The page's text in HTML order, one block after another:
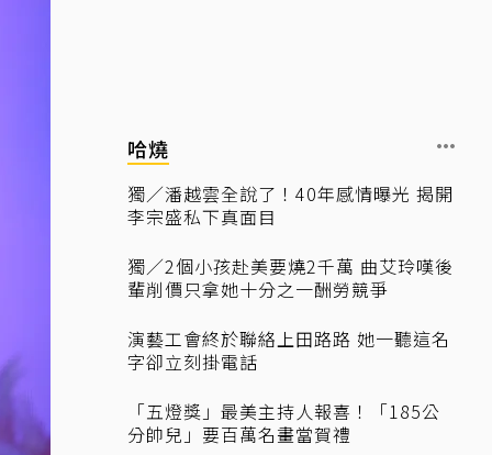
哈燒
獨／潘越雲全說了！40年感情曝光 揭開
李宗盛私下真面目
獨／2個小孩赴美要燒2千萬 曲艾玲嘆後
輩削價只拿她十分之一酬勞競爭
演藝工會終於聯絡上田路路 她一聽這名
字卻立刻掛電話
「五燈獎」最美主持人報喜！「185公
分帥兒」要百萬名畫當賀禮